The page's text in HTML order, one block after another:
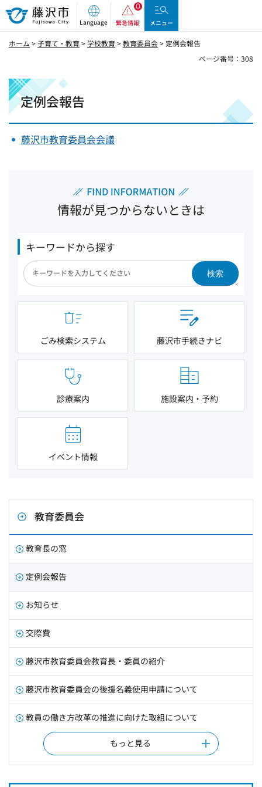
藤沢市
Language 緊急情報 メニュー
ホーム >子育て・教育>学校教育>教育委員会> 定例会報告
ページ番号：308
定例会報告
藤沢市教育委員会会議
情報が見つからないときは
キーワードから探す
検索
ごみ検索システム 藤沢市手続きナビ
診療案内 施設案内・予約
イベント情報
教育委員会
教育長の窓
定例会報告
お知らせ
交際費
藤沢市教育委員会教育長・委員の紹介
藤沢市教育委員会の後援名義使用申請について
教員の働き方改革の推進に向けた取組について
もっと見る